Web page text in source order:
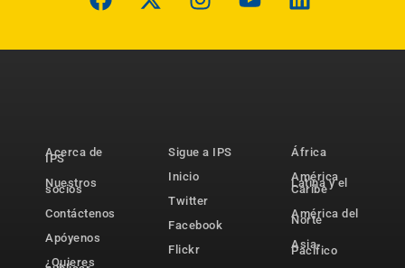
Acerca de
IPS
Nuestros
socios
Contáctenos
Apóyenos
¿Quieres
Sigue a IPS
Inicio
Twitter
Facebook
Flickr
África
América
Latina y el
Caribe
América del
Norte
Asia-
Pacífico